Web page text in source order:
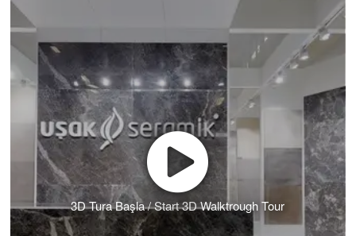
3D Tura Başla / Start 3D Walktrough Tour